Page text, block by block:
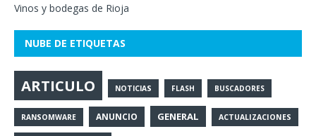
Vinos y bodegas de Rioja
NUBE DE ETIQUETAS
ARTICULO NOTICIAS FLASH BUSCADORES
RANSOMWARE ANUNCIO GENERAL ACTUALIZACIONES